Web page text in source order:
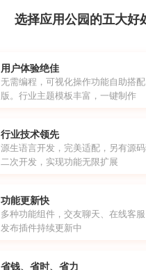
选择应用公园的五大好
用户体验绝佳
无需编程，可视化操作功能自助搭
版。行业主题模板丰富，一键制作
行业技术领先
源生语言开发，完美适配，另有源
二次开发，实现功能无限扩展
功能更新快
多种功能组件，交友聊天、在线客
发布插件持续更新中
省钱、省时、省力